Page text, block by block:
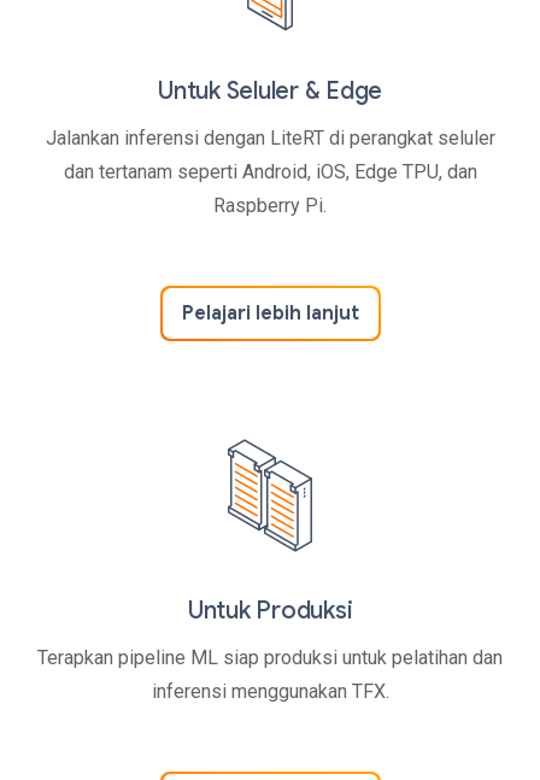
Untuk Seluler & Edge
Jalankan inferensi dengan LiteRT di perangkat seluler
dan tertanam seperti Android, iOS, Edge TPU, dan
Raspberry Pi.
Pelajari lebih lanjut
Untuk Produksi
Terapkan pipeline ML siap produksi untuk pelatihan dan
inferensi menggunakan TFX.